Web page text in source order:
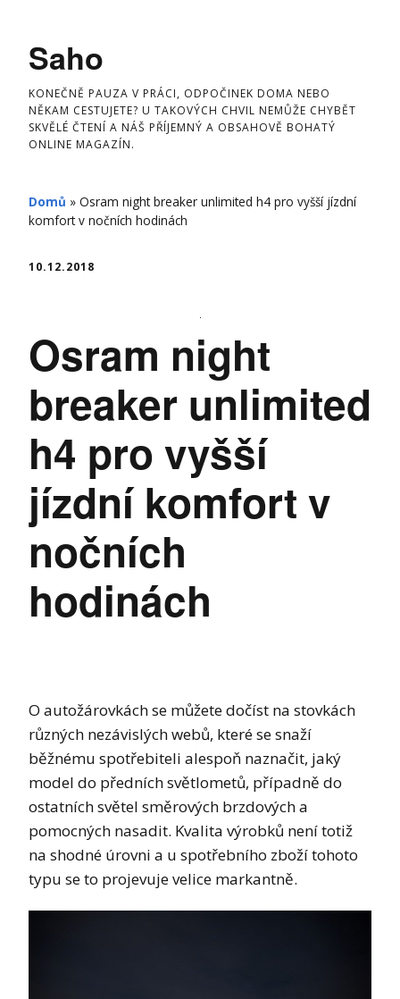
contentSaho
KONEČNĚ PAUZA V PRÁCI, ODPOČINEK DOMA NEBO
NĚKAM CESTUJETE? U TAKOVÝCH CHVIL NEMŮŽE CHYBĚT
SKVĚLÉ ČTENÍ A NÁŠ PŘÍJEMNÝ A OBSAHOVĚ BOHATÝ
ONLINE MAGAZÍN.
Domů » Osram night breaker unlimited h4 pro vyšší jízdní
komfort v nočních hodinách
10.12.2018
Osram night
breaker unlimited
h4 pro vyšší
jízdní komfort v
nočních
hodinách
O autožárovkách se můžete dočíst na stovkách
různých nezávislých webů, které se snaží
běžnému spotřebiteli alespoň naznačit, jaký
model do předních světlometů, případně do
ostatních světel směrových brzdových a
pomocných nasadit. Kvalita výrobků není totiž
na shodné úrovni a u spotřebního zboží tohoto
typu se to projevuje velice markantně.